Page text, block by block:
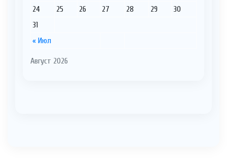
Август 2026
« Июл
24
25 26 27 28 29
30
31